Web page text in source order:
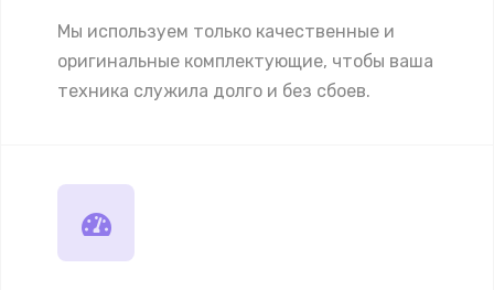
Мы используем только качественные и
оригинальные комплектующие, чтобы ваша
техника служила долго и без сбоев.